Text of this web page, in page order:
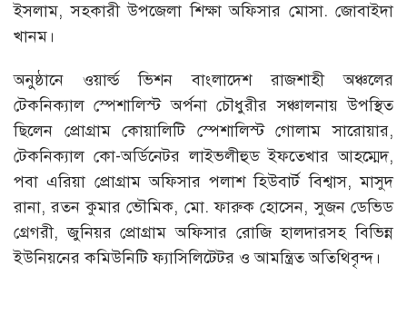
ইসলাম, সহকারী উপজেলা শিক্ষা অফিসার মোসা. জোবাইদা
খানম।
অনুষ্ঠানে ওয়ার্ল্ড ভিশন বাংলাদেশ রাজশাহী অঞ্চলের
টেকনিক্যাল স্পেশালিস্ট অর্পনা চৌধুরীর সঞ্চালনায় উপস্থিত
ছিলেন প্রোগ্রাম কোয়ালিটি স্পেশালিস্ট গোলাম সারোয়ার,
টেকনিক্যাল কো-অর্ডিনেটর লাইভলীহুড ইফতেখার আহম্মেদ,
পবা এরিয়া প্রোগ্রাম অফিসার পলাশ হিউবার্ট বিশ্বাস, মাসুদ
রানা, রতন কুমার ভৌমিক, মো. ফারুক হোসেন, সুজন ডেভিড
গ্রেগরী, জুনিয়র প্রোগ্রাম অফিসার রোজি হালদারসহ বিভিন্ন
ইউনিয়নের কমিউনিটি ফ্যাসিলিটেটর ও আমন্ত্রিত অতিথিবৃন্দ।